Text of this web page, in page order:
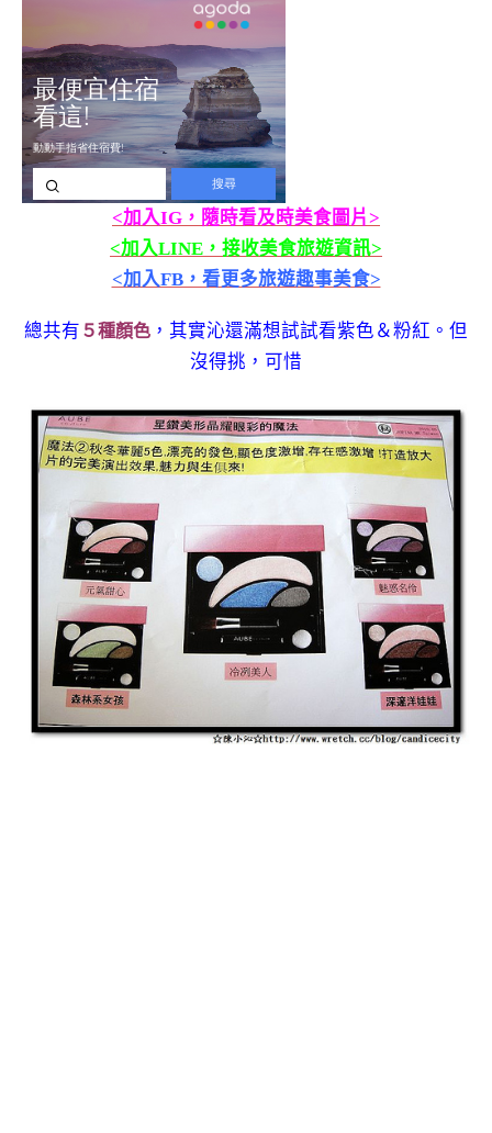
<加入IG，隨時看及時美食圖片>
<加入LINE，接收美食旅遊資訊>
<加入FB，看更多旅遊趣事美食>
總共有 ５種顏色 ，其實沁還滿想試試看紫色＆粉紅。但
沒得挑，可惜